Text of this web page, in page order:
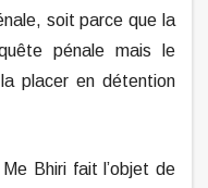
soit parce que la
pénale mais le
placer en détention
Bhiri fait l’objet de